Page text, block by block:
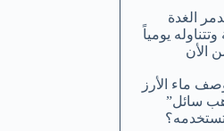
الغدة
وتتناوله يومياً
الأن
ماء الأرز
سائل”